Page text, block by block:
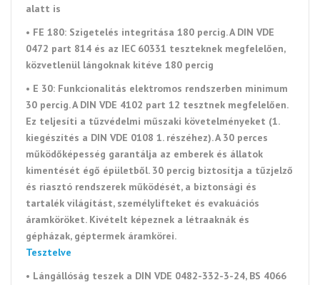
alatt is
• FE 180: Szigetelés integritása 180 percig. A DIN VDE
0472 part 814 és az IEC 60331 teszteknek megfelelően,
közvetlenül lángoknak kitéve 180 percig
• E 30: Funkcionalitás elektromos rendszerben minimum
30 percig. A DIN VDE 4102 part 12 tesztnek megfelelően.
Ez teljesíti a tűzvédelmi műszaki követelményeket (1.
kiegészítés a DIN VDE 0108 1. részéhez).A 30 perces
működőképesség garantálja az emberek és állatok
kimentését égő épületből. 30 percig biztosítja a tűzjelző
és riasztó rendszerek működését, a biztonsági és
tartalék világítást, személylifteket és evakuációs
áramköröket. Kivételt képeznek a létraaknák és
gépházak, géptermek áramkörei.
Tesztelve
• Lángállóság teszek a DIN VDE 0482-332-3-24, BS 4066